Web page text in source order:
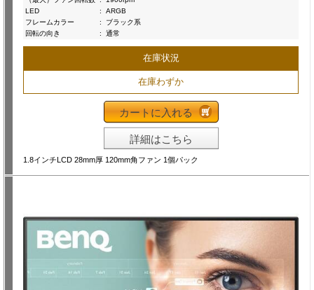
LED
:
ARGB
フレームカラー
:
ブラック系
回転の向き
: 通常
在庫状況
在庫わずか
カートに入れる
詳細はこちら
1.8インチLCD 28mm厚 120mm角ファン 1個パック